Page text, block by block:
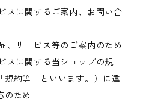
スに関するご案内、お問い合
、サービス等のご案内のため
スに関する当ショップの規
規約等」といいます。）に違
のため